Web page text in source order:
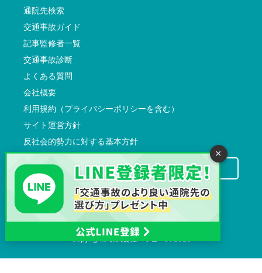
通院先検索
交通事故ガイド
記事監修者一覧
交通事故診断
よくある質問
会社概要
利用規約（プライバシーポリシーを含む）
サイト運営方針
反社会的勢力に対する基本方針
交通事故病院サーチに掲載希望の先生方へ
Copyrights株式会社ハッピーズ2026
×